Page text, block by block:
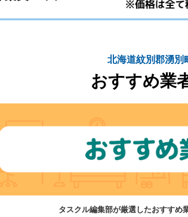
北海道紋別郡湧別
おすすめ業
タスクル編集部が厳選したおすすめ